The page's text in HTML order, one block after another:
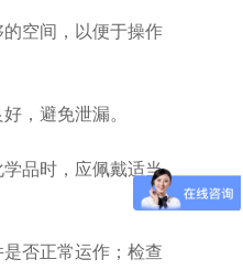
空间，以便于操作
，避免泄漏。
品时，应佩戴适当
否正常运作；检查